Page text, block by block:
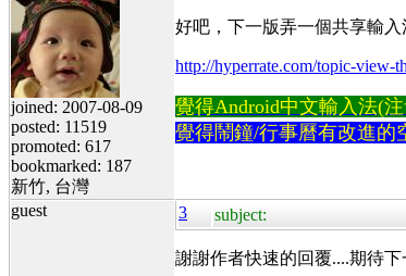
joined: 2007-08-09
posted: 11519
promoted: 617
bookmarked: 187
新竹, 台灣
好吧，下一版弄一個共享輸入
http://hyperrate.com/topic-view-
覺得Android中文輸入法(
覺得鬧鐘/行事曆有改進的
guest 3 subject:
謝謝作者快速的回覆....期待下